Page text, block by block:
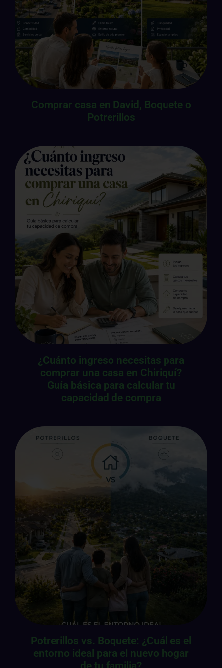
Comprar casa en David, Boquete o
Potrerillos
¿Cuánto ingreso necesitas para
comprar una casa en Chiriquí?
Guía básica para calcular tu
capacidad de compra
Potrerillos vs. Boquete: ¿Cuál es el
entorno ideal para el nuevo hogar
de tu familia?